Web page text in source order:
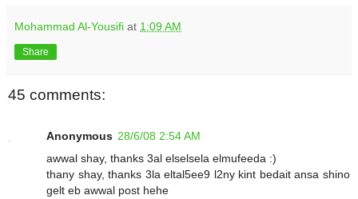
Mohammad Al-Yousifi at 1:09 AM
Share
45 comments:
Anonymous 28/6/08 2:54 AM
awwal shay, thanks 3al elselsela elmufeeda :)
thany shay, thanks 3la eltal5ee9 l2ny kint bedait ansa shino
gelt eb awwal post hehe